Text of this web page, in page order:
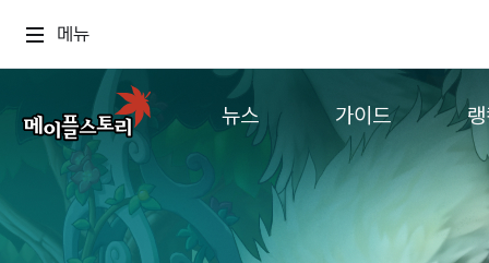
메뉴
뉴스
업데이트
이벤트
가이드
컨텐